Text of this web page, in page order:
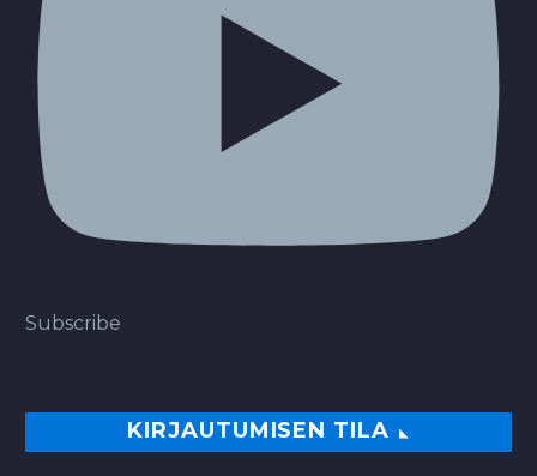
Subscribe
KIRJAUTUMISEN TILA